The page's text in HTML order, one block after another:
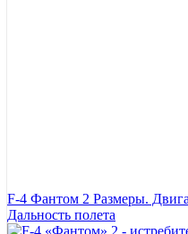
F-4 Фантом 2 Размеры.
Дальность полета